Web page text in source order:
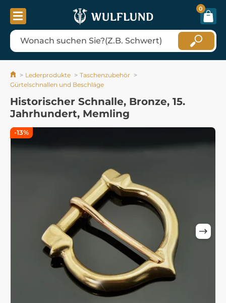
0
Lederprodukte
Taschenzubehör
Gürtelschnallen und Beschläge
Historischer Schnalle, Bronze, 15.
Jahrhundert, Memling
-13%